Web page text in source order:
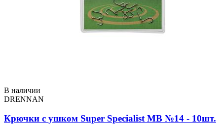
В наличии
DRENNAN
Крючки с ушком Super Specialist MB №14 - 10шт.